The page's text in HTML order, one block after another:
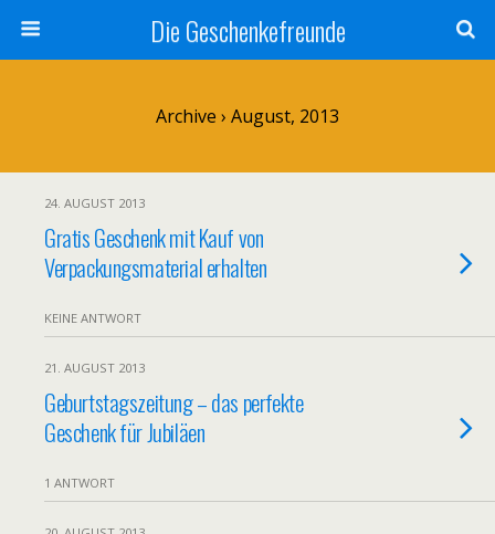
Die Geschenkefreunde
Archive › August, 2013
24. AUGUST 2013
Gratis Geschenk mit Kauf von
Verpackungsmaterial erhalten
KEINE ANTWORT
21. AUGUST 2013
Geburtstagszeitung – das perfekte
Geschenk für Jubiläen
1 ANTWORT